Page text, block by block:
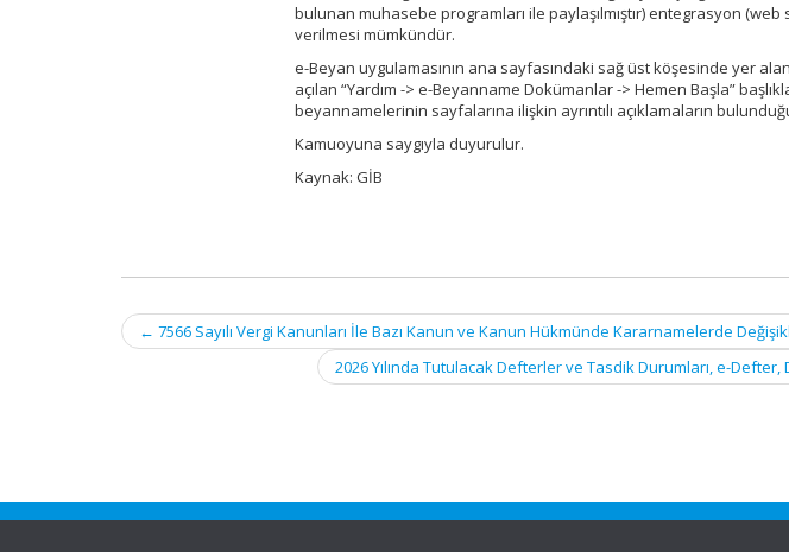
bulunan muhasebe programları ile paylaşılmıştır) entegrasyon
verilmesi mümkündür.
e-Beyan uygulamasının ana sayfasındaki sağ üst köşesinde yer alan
açılan “Yardım -> e-Beyanname Dokümanlar -> Hemen Başla”
beyannamelerinin sayfalarına ilişkin ayrıntılı açıklamaların
Kamuoyuna saygıyla duyurulur.
Kaynak: GİB
Post
navigation
← 7566 Sayılı Vergi Kanunları İle Bazı Kanun ve Kanun Hükmünde Kararnamelerde
2026 Yılında Tutulacak Defterler ve Tasdik Durumları, e-